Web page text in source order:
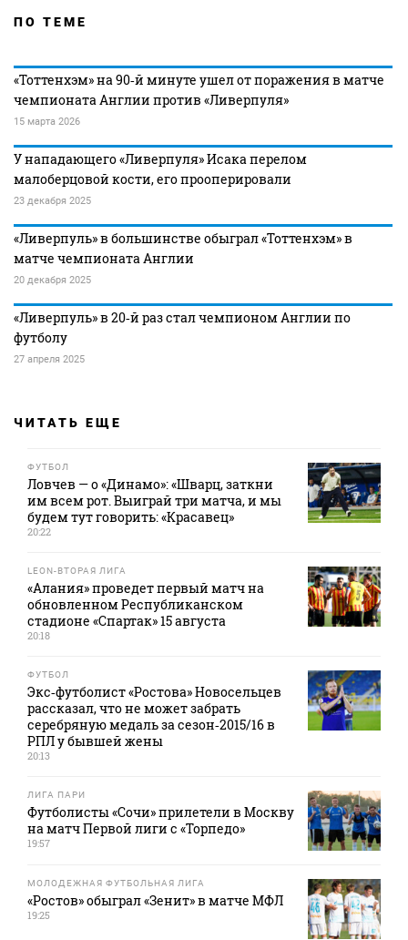
ПО ТЕМЕ
«Тоттенхэм» на 90‑й минуте ушел от поражения в матче
чемпионата Англии против «Ливерпуля»
15 марта 2026
У нападающего «Ливерпуля» Исака перелом
малоберцовой кости, его прооперировали
23 декабря 2025
«Ливерпуль» в большинстве обыграл «Тоттенхэм» в
матче чемпионата Англии
20 декабря 2025
«Ливерпуль» в 20‑й раз стал чемпионом Англии по
футболу
27 апреля 2025
ЧИТАТЬ ЕЩЕ
ФУТБОЛ
Ловчев — о «Динамо»: «Шварц, заткни
им всем рот. Выиграй три матча, и мы
будем тут говорить: «Красавец»
20:22
LEON-ВТОРАЯ ЛИГА
«Алания» проведет первый матч на
обновленном Республиканском
стадионе «Спартак» 15 августа
20:18
ФУТБОЛ
Экс‑футболист «Ростова» Новосельцев
рассказал, что не может забрать
серебряную медаль за сезон‑2015/16 в
РПЛ у бывшей жены
20:13
ЛИГА ПАРИ
Футболисты «Сочи» прилетели в Москву
на матч Первой лиги с «Торпедо»
19:57
МОЛОДЕЖНАЯ ФУТБОЛЬНАЯ ЛИГА
«Ростов» обыграл «Зенит» в матче МФЛ
19:25